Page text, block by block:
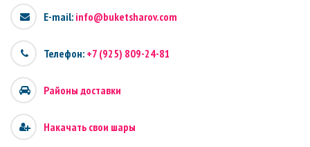
E-mail: info@buketsharov.com
Телефон: +7 (925) 809-24-81
Районы доставки
Накачать свои шары